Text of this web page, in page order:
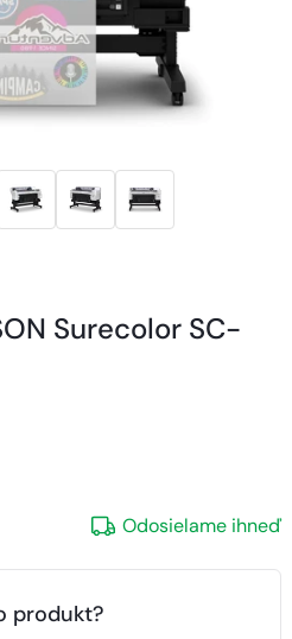
Surecolor SC-
Odosielame ihneď
produkt?